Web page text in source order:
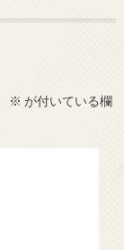
※ が付いている欄